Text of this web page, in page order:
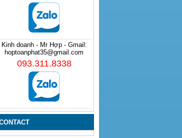
Kinh doanh - Mr Hợp - Gmail:
hoptoanphat35@gmail.com
093.311.8338